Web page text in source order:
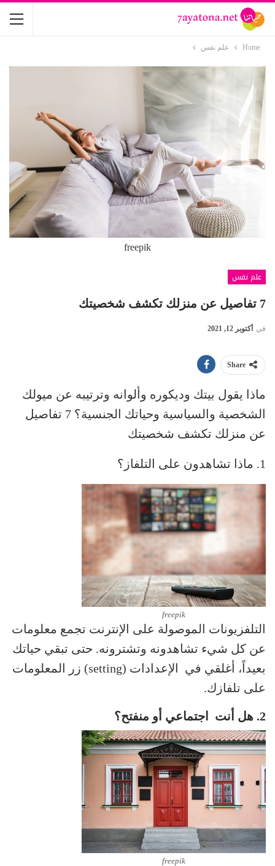
Home علم نفس
freepik
علم نفس
7 تفاصيل عن منزلك تكشف شخصيتك
في أكتوبر 12, 2021
Share
ماذا يقول بيتك وديكوره وألوانه وترتيبه عن ميولك
الشخصية والسياسية وحياتك الجنسية؟ 7 تفاصيل
عن منزلك تكشف شخصيتك
1. ماذا تشاهدون على التلفاز؟
freepik
التلفزيونات الموصولة على الإنترنت تجمع معلومات
عن كل شيء تشاهدونه وتشترونه. حتى تبقي حياتك
بعيداً، أغلقي في الإعدادات (setting) زر المعلومات
على تلفازك.
2. هل أنت اجتماعي أو منفتح؟
freepik